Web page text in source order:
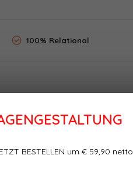
BESTELLEN um € 59,90 netto
100% Relational